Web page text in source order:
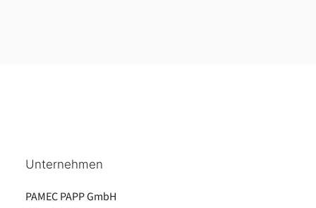
Unternehmen
PAMEC PAPP GmbH